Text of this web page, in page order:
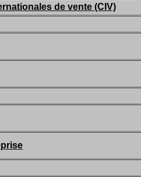
de vente (CIV)